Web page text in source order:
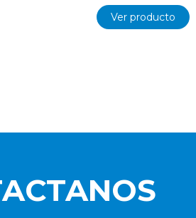
Ver producto